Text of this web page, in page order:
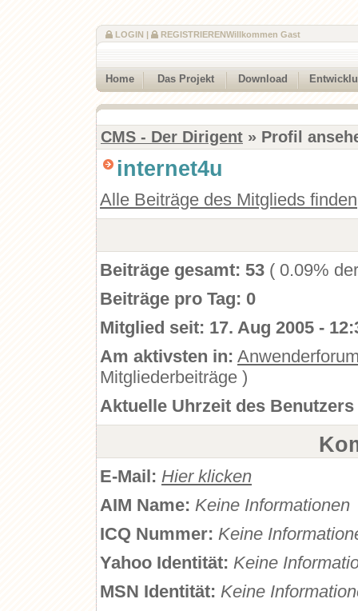
Willkommen Gast
LOGIN | REGISTRIEREN
Home Das Projekt Download
CMS - Der Dirigent » Profil
internet4u
Alle Beiträge des Mitglieds finden
Beiträge gesamt: 53 ( 0.09%
Beiträge pro Tag: 0
Mitglied seit: 17. Aug 2005 -
Am aktivsten in:
Mitgliederbeiträge )
Aktuelle Uhrzeit des Benutzers
E-Mail: Hier klicken
AIM Name: Keine Informationen
ICQ Nummer: Keine
Yahoo Identität: Keine
MSN Identität: Keine